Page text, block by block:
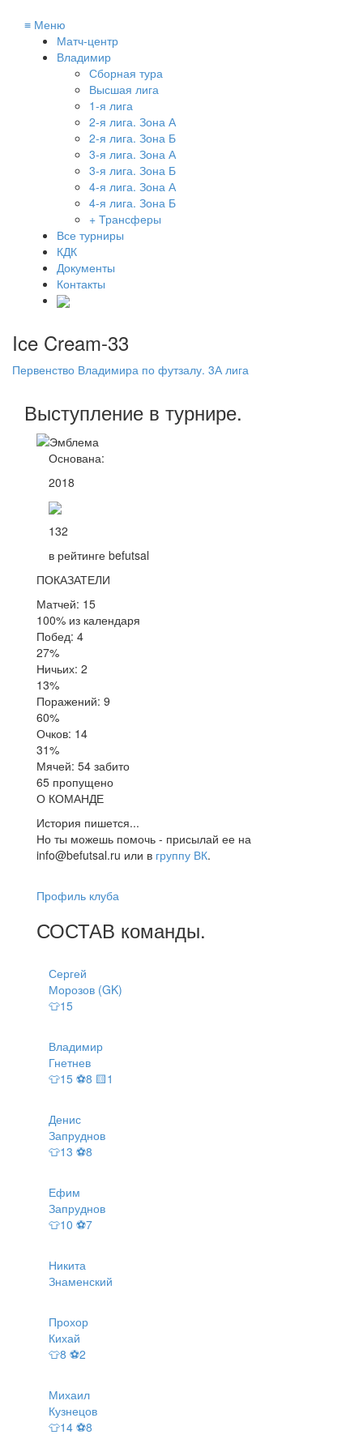
≡ Меню
Матч-центр
Владимир
Сборная тура
Высшая лига
1-я лига
2-я лига. Зона А
2-я лига. Зона Б
3-я лига. Зона А
3-я лига. Зона Б
4-я лига. Зона А
4-я лига. Зона Б
+ Трансферы
Все турниры
КДК
Документы
Контакты
Ice Cream-33
Первенство Владимира по футзалу. 3А лига
Выступление в турнире.
Основана:
2018
132
в рейтинге befutsal
ПОКАЗАТЕЛИ
Матчей: 15
100% из календаря
Побед: 4
27%
Ничьих: 2
13%
Поражений: 9
60%
Очков: 14
31%
Мячей: 54 забито
65 пропущено
О КОМАНДЕ
История пишется...
Но ты можешь помочь - присылай ее на
info@befutsal.ru или в группу ВК.
Профиль клуба
СОСТАВ команды.
Сергей
Морозов (GK)
👕15
Владимир
Гнетнев
👕15 ⚽8 🟨1
Денис
Запруднов
👕13 ⚽8
Ефим
Запруднов
👕10 ⚽7
Никита
Знаменский
Прохор
Кихай
👕8 ⚽2
Михаил
Кузнецов
👕14 ⚽8